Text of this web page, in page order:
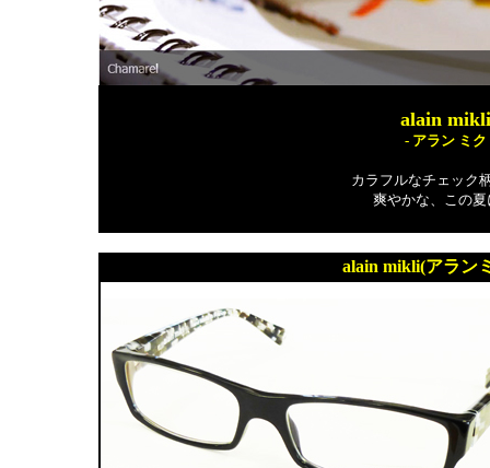
alain
- アラン ミ
カラフルなチェック
爽やかな、この
alain mikli(アラン